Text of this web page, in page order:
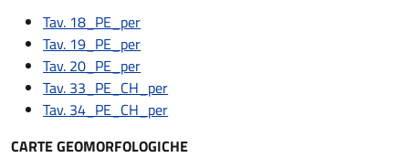
Tav. 18_PE_per
Tav. 19_PE_per
Tav. 20_PE_per
Tav. 33_PE_CH_per
Tav. 34_PE_CH_per
CARTE GEOMORFOLOGICHE